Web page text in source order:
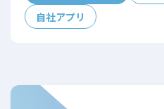
自社アプリ